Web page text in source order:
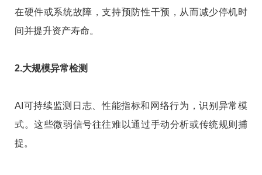
在硬件或系统故障，支持预防性干预，从而减少停机时
间并提升资产寿命。
2.大规模异常检测
AI可持续监测日志、性能指标和网络行为，识别异常模
式。这些微弱信号往往难以通过手动分析或传统规则捕
捉。